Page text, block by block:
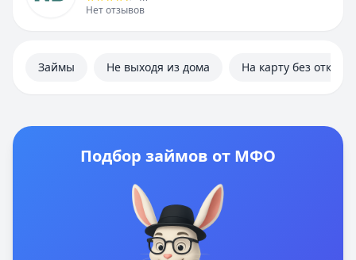
Нет отзывов
Займы Не выходя из дома На карту без отказа
Подбор займов от МФО